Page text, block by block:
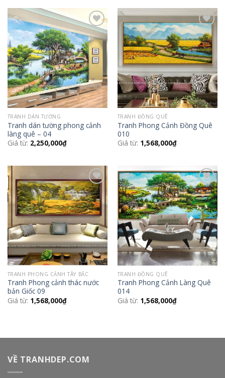
Add to
Wishlist
TRANH DÁN TƯỜNG
Tranh dán tường phong cảnh
làng quê – 04
Giá từ: 2,250,000₫
Add to
Wishlist
TRANH ĐỒNG QUÊ
Tranh Phong Cảnh Đồng Quê
010
Giá từ: 1,568,000₫
Add to
Wishlist
TRANH PHONG CẢNH TÂY BẮC
Tranh Phong cảnh thác nước
bản Giốc 09
Giá từ: 1,568,000₫
Add to
Wishlist
TRANH ĐỒNG QUÊ
Tranh Phong Cảnh Làng Quê
014
Giá từ: 1,568,000₫
VỀ TRANHDEP.COM